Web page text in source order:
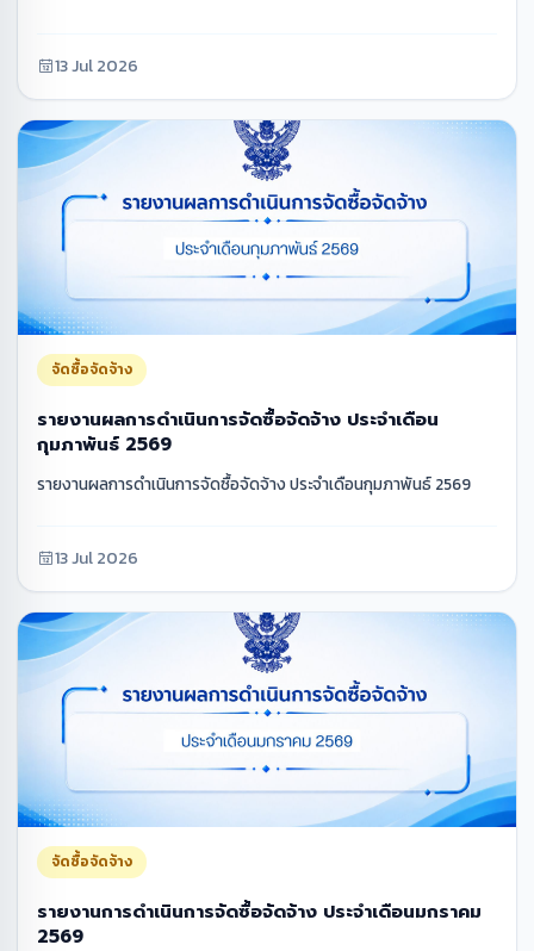
13 Jul 2026
จัดซื้อจัดจ้าง
รายงานผลการดำเนินการจัดซื้อจัดจ้าง ประจำเดือน
กุมภาพันธ์ 2569
รายงานผลการดำเนินการจัดซื้อจัดจ้าง ประจำเดือนกุมภาพันธ์ 2569
13 Jul 2026
จัดซื้อจัดจ้าง
รายงานการดำเนินการจัดซื้อจัดจ้าง ประจำเดือนมกราคม
2569